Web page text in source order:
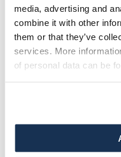
media, advertising and
combine it with other
them or that they’ve
services. More
of personal data can be
de maand zal een
complex aanwezig zijn om
zowel het gebouw als de
aan de slag te gaan met